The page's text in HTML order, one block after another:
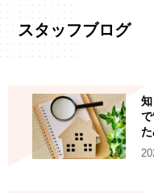
スタッフブログ